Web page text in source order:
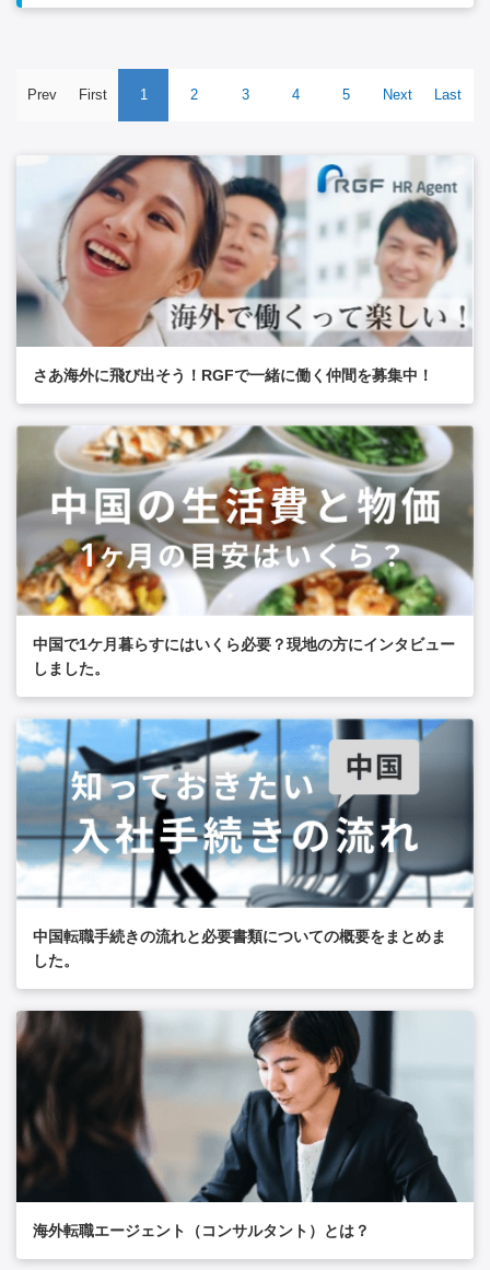
Prev First 1 2 3 4 5 Next Last
さあ海外に飛び出そう！RGFで一緒に働く仲間を募集中！
中国で1ケ月暮らすにはいくら必要？現地の方にインタビュー
しました。
中国転職手続きの流れと必要書類についての概要をまとめま
した。
海外転職エージェント（コンサルタント）とは？